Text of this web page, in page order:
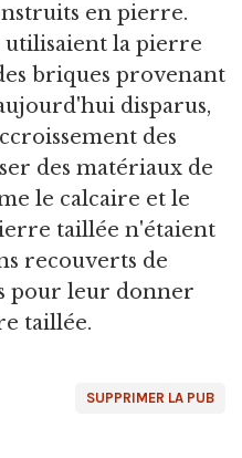
en pierre.
utilisaient la pierre
briques provenant
disparus,
des
des matériaux de
le calcaire et le
taillée n'étaient
recouverts de
pour leur donner
taillée.
SUPPRIMER LA PUB